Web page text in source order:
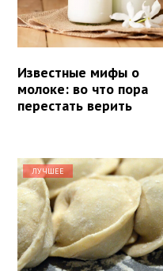
Известные мифы о
молоке: во что пора
перестать верить
ЛУЧШЕЕ